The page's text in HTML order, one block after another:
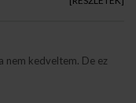
nem kedveltem. De ez